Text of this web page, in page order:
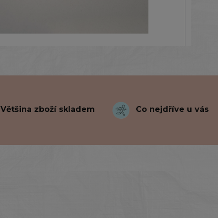
Většina zboží skladem Co nejdříve u vás